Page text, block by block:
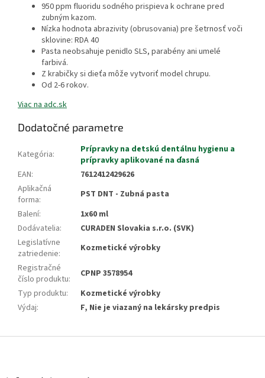
950 ppm fluoridu sodného prispieva k ochrane pred
zubným kazom.
Nízka hodnota abrazivity (obrusovania) pre šetrnosť voči
sklovine: RDA 40
Pasta neobsahuje penidlo SLS, parabény ani umelé
farbivá.
Z krabičky si dieťa môže vytvoriť model chrupu.
Od 2-6 rokov.
Viac na adc.sk
Dodatočné parametre
Kategória:
Prípravky na detskú dentálnu hygienu a
prípravky aplikované na ďasná
EAN:
7612412429626
Aplikačná
forma:
PST DNT - Zubná pasta
Balení:
1x60 ml
Dodávatelia:
CURADEN Slovakia s.r.o. (SVK)
Legislatívne
zatriedenie:
Kozmetické výrobky
Registračné
číslo produktu:
CPNP 3578954
Typ produktu:
Kozmetické výrobky
Výdaj: F, Nie je viazaný na lekársky predpis